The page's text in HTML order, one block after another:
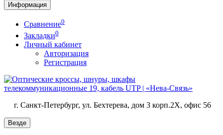
Информация
Сравнение0
Закладки0
Личный кабинет
Авторизация
Регистрация
г. Санкт-Петербург, ул. Бехтерева, дом 3 корп.2X, офис 56
Везде